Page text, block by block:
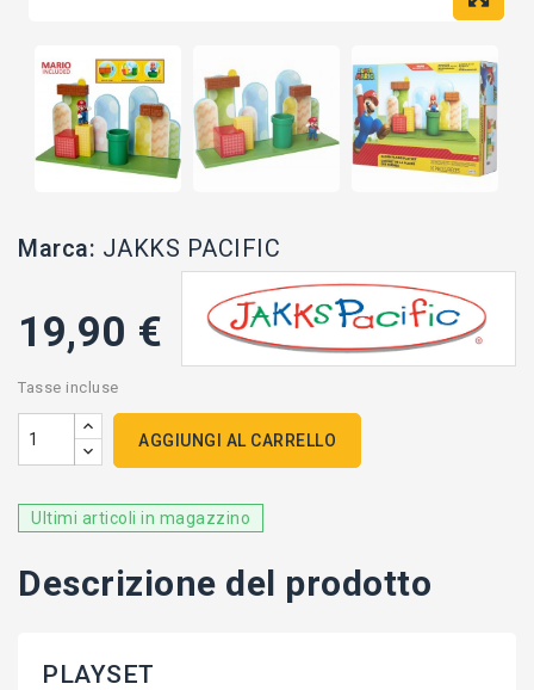
Marca: JAKKS PACIFIC
19,90 €
Tasse incluse
AGGIUNGI AL CARRELLO
Ultimi articoli in magazzino
Descrizione del prodotto
PLAYSET